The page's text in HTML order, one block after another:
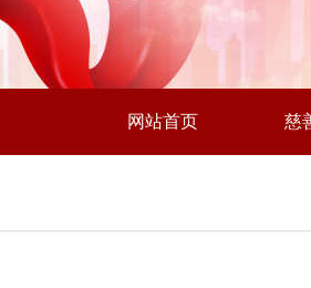
网站首页 慈